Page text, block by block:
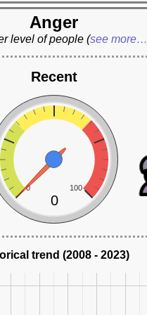
Anger
level of people(see more…
Recent
0 100
0
trend (2008 - 2023)